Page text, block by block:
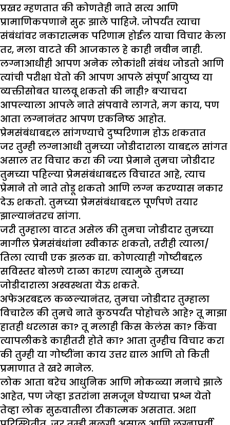
प्रखर म्हणतात की कोणतेही नाते सत्य आणि
प्रामाणिकपणाने सुरू झाले पाहिजे. जोपर्यंत त्याचा
संबंधांवर नकारात्मक परिणाम होईल याचा विचार केला
तर, मला वाटते की आजकाल हे काही नवीन नाही.
लग्नाआधीही आपण अनेक लोकांशी संबंध जोडतो आणि
त्यांची परीक्षा घेतो की आपण आपले संपूर्ण आयुष्य या
व्यक्तीसोबत घालवू शकतो की नाही? बऱ्याचदा
आपल्याला आपले नाते संपवावे लागते, मग काय, पण
आता लग्नानंतर आपण एकनिष्ठ आहोत.
प्रेमसंबंधाबद्दल सांगण्याचे दुष्परिणाम होऊ शकतात
जर तुम्ही लग्नाआधी तुमच्या जोडीदाराला याबद्दल सांगत
असाल तर विचार करा की ज्या प्रेमाने तुमचा जोडीदार
तुमच्या पहिल्या प्रेमसंबंधाबद्दल विचारत आहे, त्याच
प्रेमाने तो नाते तोडू शकतो आणि लग्न करण्यास नकार
देऊ शकतो. तुमच्या प्रेमसंबंधाबद्दल पूर्णपणे तयार
झाल्यानंतरच सांगा.
जरी तुम्हाला वाटत असेल की तुमचा जोडीदार तुमच्या
मागील प्रेमसंबंधांना स्वीकारू शकतो, तरीही त्याला/
तिला त्याची एक झलक द्या. कोणत्याही गोष्टीबद्दल
सविस्तर बोलणे टाळा कारण त्यामुळे तुमच्या
जोडीदाराला अस्वस्थता येऊ शकते.
अफेअरबद्दल कळल्यानंतर, तुमचा जोडीदार तुम्हाला
विचारेल की तुमचे नाते कुठपर्यंत पोहोचले आहे? तू माझा
हातही धरलास का? तू मलाही किस केलंस का? किंवा
त्यापलीकडे काहीतरी होते का? आता तुम्हीच विचार करा
की तुम्ही या गोष्टींना काय उत्तर द्याल आणि तो किती
प्रमाणात ते खरे मानेल.
लोक आता बरेच आधुनिक आणि मोकळ्या मनाचे झाले
आहेत, पण जेव्हा इतरांना समजून घेण्याचा प्रश्न येतो
तेव्हा लोक सुरुवातीला टीकात्मक असतात. अशा